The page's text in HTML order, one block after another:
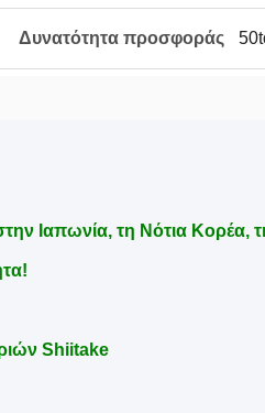
Δυνατότητα προσφοράς
Ιαπωνία, τη Νότια Κορέα,
Shiitake